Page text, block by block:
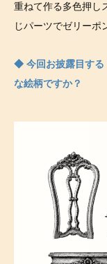
重ねて作る多色押し
じパーツでゼリーポ
◆ 今回お披露目する
な絵柄ですか？